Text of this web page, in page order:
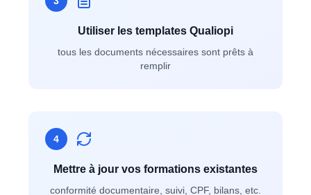
Utiliser les templates Qualiopi
tous les documents nécessaires sont prêts à
remplir
4
Mettre à jour vos formations existantes
conformité documentaire, suivi, CPF, bilans, etc.